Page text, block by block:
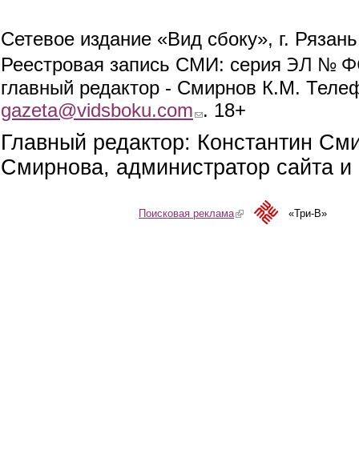
Сетевое издание «Вид сбоку», г.
Реестровая запись СМИ: серия ЭЛ №
главный редактор - Смирнов К.М.
gazeta@vidsboku.com (link sends e-mail)
. 18+
Главный редактор: Константин
Смирнова, администратор сайта
Поисковая реклама(link is external)«Три-В»